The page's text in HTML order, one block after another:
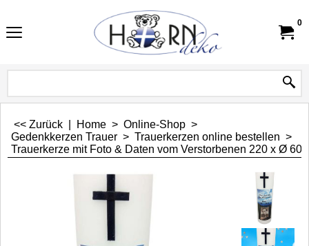
0
<< Zurück Home > Online-Shop >
Gedenkkerzen Trauer > Trauerkerzen online bestellen >
Trauerkerze mit Foto & Daten vom Verstorbenen 220 x Ø 60